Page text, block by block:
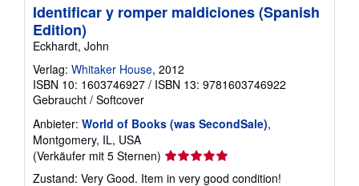
k
Identificar y romper maldiciones (Spanish
Edition)
Eckhardt, John
Verlag: Whitaker House, 2012
ISBN 10: 1603746927 / ISBN 13: 9781603746922
Gebraucht / Softcover
Anbieter: World of Books (was SecondSale),
Montgomery, IL, USA
(Verkäufer mit 5 Sternen) Verkäuferbewertung
Zustand: Very Good. Item in very good condition!